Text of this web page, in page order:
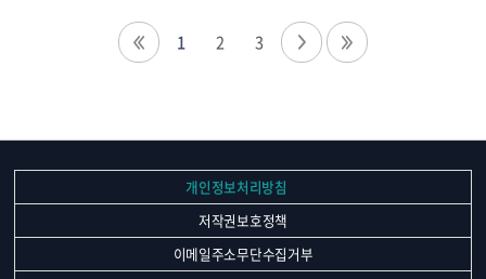
니
다.
1 2 3
개인정보처리방침
저작권보호정책
이메일주소무단수집거부